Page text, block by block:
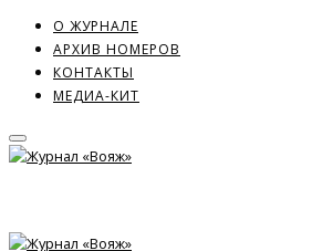
О ЖУРНАЛЕ
АРХИВ НОМЕРОВ
КОНТАКТЫ
МЕДИА-КИТ